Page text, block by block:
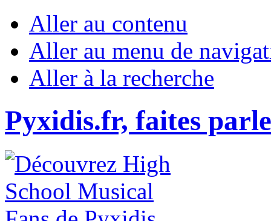
Aller au contenu
Aller au menu de
Aller à la recherche
Pyxidis.fr, faites